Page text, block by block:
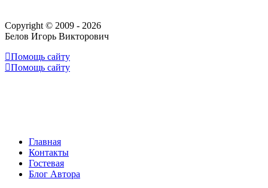
Copyright © 2009 - 2026
Белов Игорь Викторович
Помощь сайту
Помощь сайту
Главная
Контакты
Гостевая
Блог Автора